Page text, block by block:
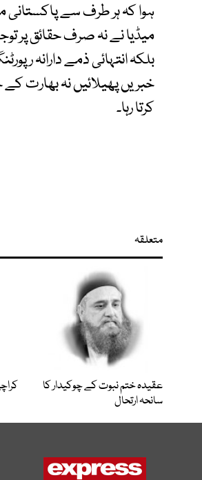
ہوا کہ ہر طرف سے پاکستانی
میڈیا نے نہ صرف حقائق پر
بلکہ انتہائی ذمے دارانہ
خبریں پھیلائیں نہ بھارت
کرتا رہا۔
متعلقہ
عقیدہ ختم نبوت کے چوکیدار کا
سانحہ ارتحال